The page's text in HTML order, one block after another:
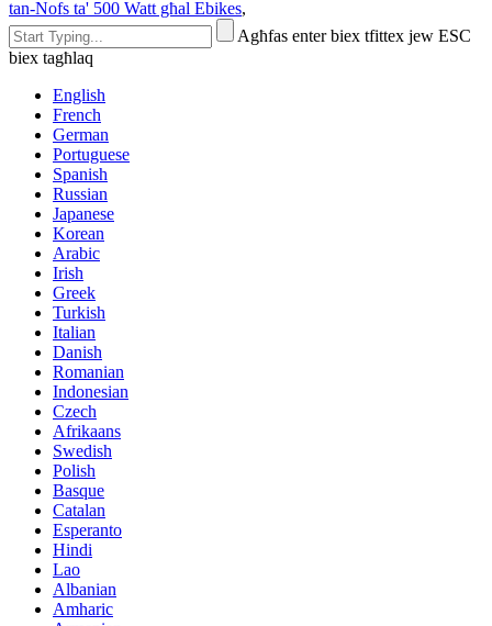
tan-Nofs ta' 500 Watt għal Ebikes,
Agħfas enter biex tfittex jew ESC
biex tagħlaq
English
French
German
Portuguese
Spanish
Russian
Japanese
Korean
Arabic
Irish
Greek
Turkish
Italian
Danish
Romanian
Indonesian
Czech
Afrikaans
Swedish
Polish
Basque
Catalan
Esperanto
Hindi
Lao
Albanian
Amharic